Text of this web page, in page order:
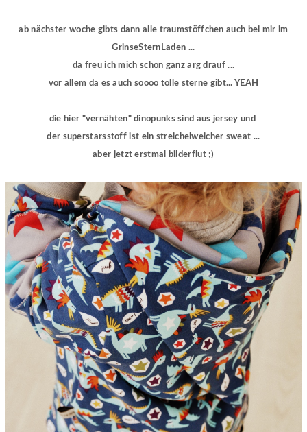
ab nächster woche gibts dann alle traumstöffchen auch bei mir im
GrinseSternLaden ...
da freu ich mich schon ganz arg drauf ...
vor allem da es auch soooo tolle sterne gibt... YEAH
die hier "vernähten" dinopunks sind aus jersey und
der superstarsstoff ist ein streichelweicher sweat ...
aber jetzt erstmal bilderflut ;)